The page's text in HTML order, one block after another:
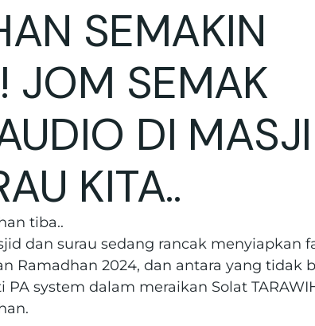
SEMAKIN
JOM SEMAK
DI
KITA..
tiba..
dan surau sedang rancak menyiapkan
Ramadhan 2024, dan antara yang tidak
system dalam meraikan Solat